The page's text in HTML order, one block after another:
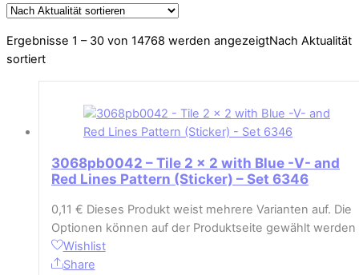
Ergebnisse 1 – 30 von 14768 werden angezeigtNach Aktualität
sortiert
3068pb0042 – Tile 2 x 2 with Blue -V- and
Red Lines Pattern (Sticker) – Set 6346
0,11 € Dieses Produkt weist mehrere Varianten auf. Die
Optionen können auf der Produktseite gewählt werden
Wishlist
Share